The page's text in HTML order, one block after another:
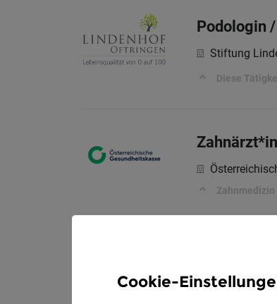
Podologin
Stiftung
Diese
Zahnmedizin
Cookie-